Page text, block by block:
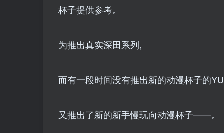
杯子提供参考。
为推出真实深田系列,
而有一段时间没有推出新的动漫杯子的
又推出了新的新手慢玩向动漫杯子——。